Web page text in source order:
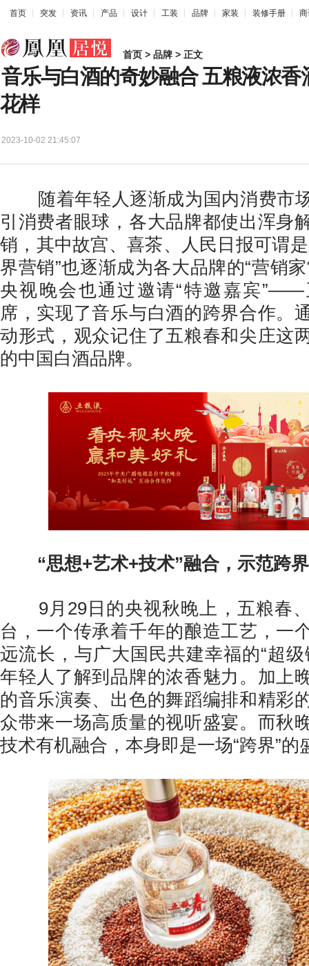
首页 突发 资讯 产品 设计 工装 品牌 家装 装修手册
首页 > 品牌 > 正文
音乐与白酒的奇妙融合 五粮液浓香
花样
2023-10-02 21:45:07
随着年轻人逐渐成为国内消费市
引消费者眼球，各大品牌都使出浑身
销，其中故宫、喜茶、人民日报可谓
界营销”也逐渐成为各大品牌的“营销
央视晚会也通过邀请“特邀嘉宾
席，实现了音乐与白酒的跨界合作。
动形式，观众记住了五粮春和尖庄这
的中国白酒品牌。
“思想+艺术+技术”融合，示范跨
9月29日的央视秋晚上，五粮春
台，一个传承着千年的酿造工艺，一
远流长，与广大国民共建幸福的“超
年轻人了解到品牌的浓香魅力。加上
的音乐演奏、出色的舞蹈编排和精彩
众带来一场高质量的视听盛宴。而秋
技术有机融合，本身即是一场“跨界”的